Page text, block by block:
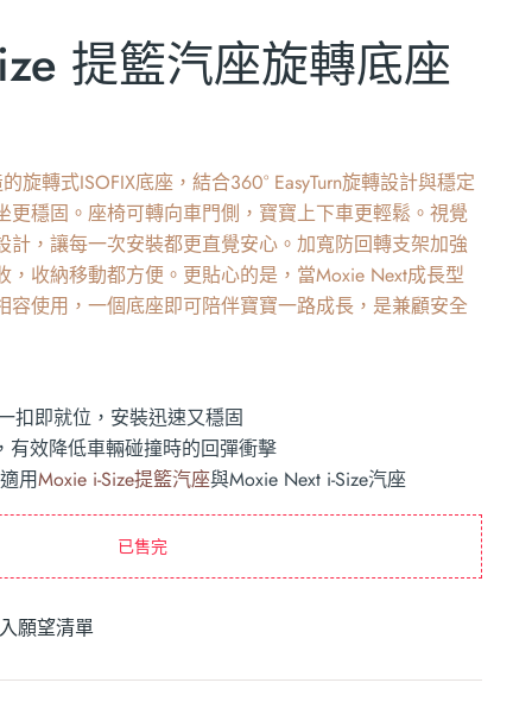
提籃汽座旋轉底座
旋轉式ISOFIX底座，結合360° EasyTurn旋轉設計與穩定
更穩固。座椅可轉向車門側，寶寶上下車更輕鬆。視覺
計，讓每一次安裝都更直覺安心。加寬防回轉支架加強
，收納移動都方便。更貼心的是，當Moxie Next成長型
容使用，一個底座即可陪伴寶寶一路成長，是兼顧安全
扣即就位，安裝迅速又穩固
有效降低車輛碰撞時的回彈衝擊
用Moxie i-Size提籃汽座與Moxie Next i-Size汽座
已售完
願望清單